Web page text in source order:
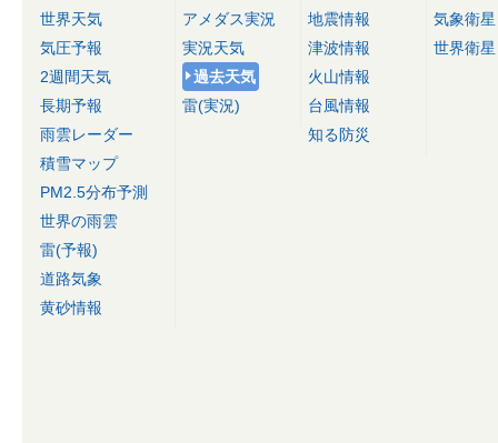
世界天気
気圧予報
2週間天気
長期予報
雨雲レーダー
積雪マップ
PM2.5分布予測
世界の雨雲
雷(予報)
道路気象
黄砂情報
アメダス実況
実況天気
過去天気
雷(実況)
地震情報
津波情報
火山情報
台風情報
知る防災
気象衛星
世界衛星